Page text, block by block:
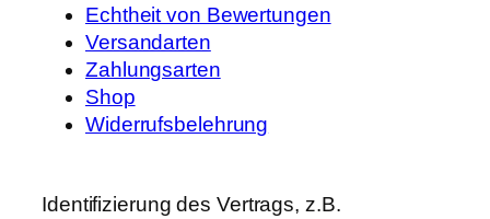
Echtheit von Bewertungen
Versandarten
Zahlungsarten
Shop
Widerrufsbelehrung
Identifizierung des Vertrags, z.B.